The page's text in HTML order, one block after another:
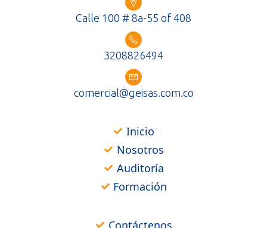
Calle 100 # 8a-55 of 408
3208826494
comercial@geisas.com.co
Inicio
Nosotros
Auditoría
Formación
Contáctenos